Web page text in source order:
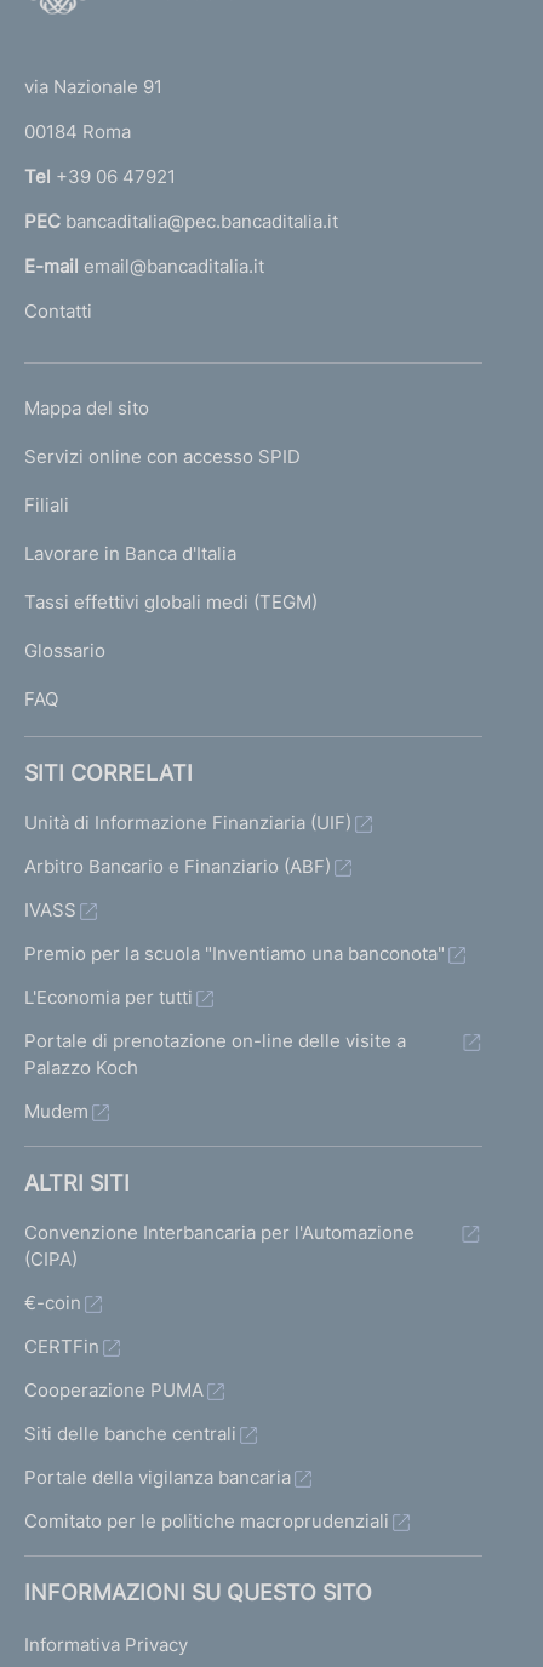
i
m
e
n
t
o
r
n
a
l
'
m
e
a
g
via Nazionale 91
00184 Roma
Tel +39 06 47921
PEC bancaditalia@pec.bancaditalia.it
E-mail email@bancaditalia.it
Contatti
L
N
K
T
I
I
Mappa del sito
Servizi online con accesso SPID
Filiali
Lavorare in Banca d'Italia
Tassi effettivi globali medi (TEGM)
Glossario
FAQ
SITI CORRELATI
Unità di Informazione Finanziaria (UIF)
Arbitro Bancario e Finanziario (ABF)
IVASS
Premio per la scuola "Inventiamo una banconota"
L'Economia per tutti
Portale di prenotazione on-line delle visite a
Palazzo Koch
Mudem
ALTRI SITI
Convenzione Interbancaria per l'Automazione
(CIPA)
€-coin
CERTFin
Cooperazione PUMA
Siti delle banche centrali
Portale della vigilanza bancaria
Comitato per le politiche macroprudenziali
INFORMAZIONI SU QUESTO SITO
Informativa Privacy